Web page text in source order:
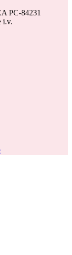
PC-84231
i.v.